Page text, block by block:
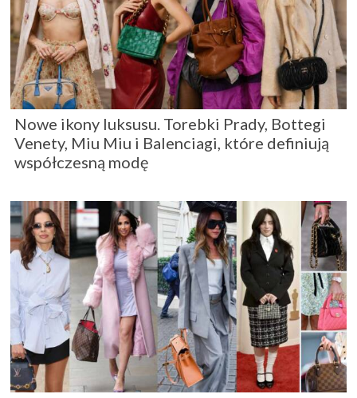
Nowe ikony luksusu. Torebki Prady, Bottegi
Venety, Miu Miu i Balenciagi, które definiują
współczesną modę